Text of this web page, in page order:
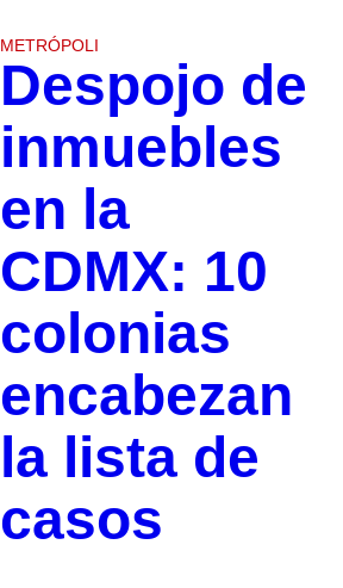
METRÓPOLI
Despojo de
inmuebles
en la
CDMX: 10
colonias
encabezan
la lista de
casos